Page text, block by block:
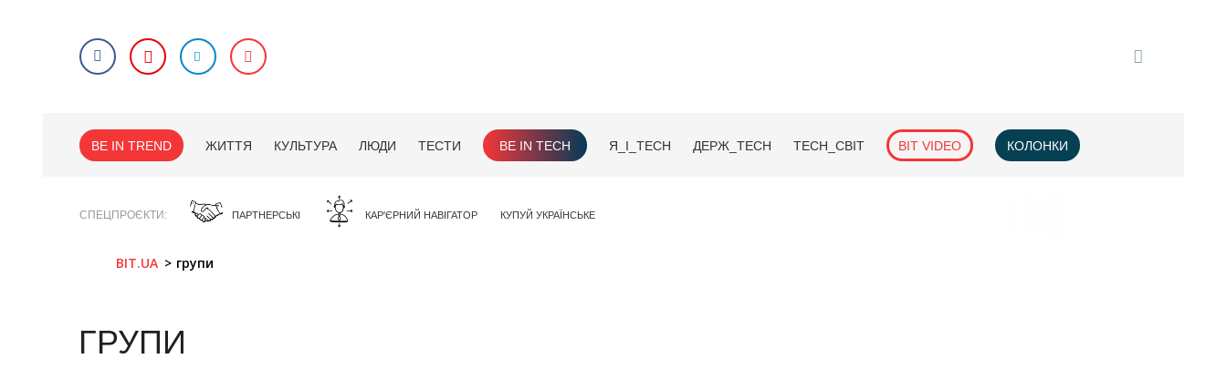
BE IN TREND ЖИТТЯ КУЛЬТУРА ЛЮДИ ТЕСТИ BE IN TECH Я_І_TECH ДЕРЖ_TECH TECH_СВІТ BIT VIDEO КОЛОНКИ
СПЕЦПРОЄКТИ ПАРТНЕРСЬКІ КАР'ЄРНИЙ НАВІГАТОР КУПУЙ УКРАЇНСЬКЕ
BIT.UA групи
ГРУПИ